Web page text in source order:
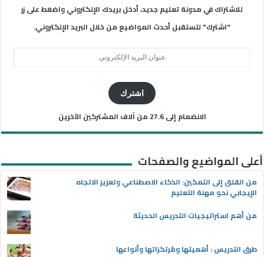
للاشتراك في مدونة تعليم جديد، أدخل بريدك الإلكتروني واضغط على زر
"اشترك" لتستقبل أحدث المواضيع من خلال البريد الإلكتروني.
اشترك
الانضمام إلى 27.6 من آلاف المشتركين الآخرين
أعلى المواضيع والصفحات
من القلق إلى التمكين: الذكاء الاصطناعي وتعزيز الاتجاه
الإيجابي نحو مهنة التعليم
من أهم استراتيجيات التدريس الحديثة
طرق التدريس : أهميتها ومُرتكزاتها وأنواعها